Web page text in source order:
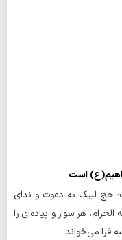
است
حج لبیک به دعوت و ندای
هر سوار و پیاده‌ای را
فرا می‌خواند.